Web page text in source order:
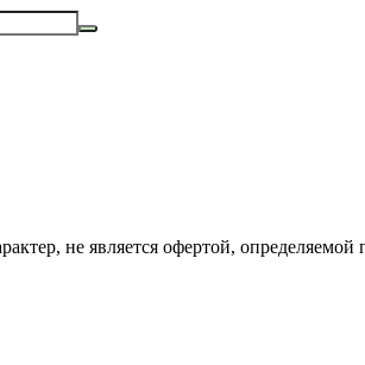
не является офертой,